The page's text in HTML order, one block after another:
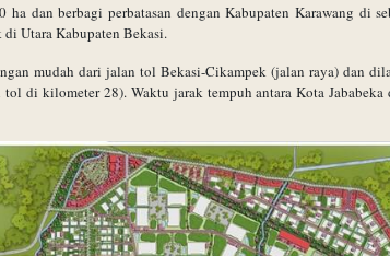
ha dan berbagi perbatasan dengan Kabupaten Karawang di
di Utara Kabupaten Bekasi.
mudah dari jalan tol Bekasi-Cikampek (jalan raya) dan
di kilometer 28). Waktu jarak tempuh antara Kota Jababeka